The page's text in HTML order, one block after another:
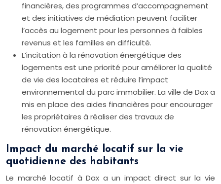
financières, des programmes d’accompagnement
et des initiatives de médiation peuvent faciliter
l’accès au logement pour les personnes à faibles
revenus et les familles en difficulté.
L’incitation à la rénovation énergétique des
logements est une priorité pour améliorer la qualité
de vie des locataires et réduire l’impact
environnemental du parc immobilier. La ville de Dax a
mis en place des aides financières pour encourager
les propriétaires à réaliser des travaux de
rénovation énergétique.
Impact du marché locatif sur la vie
quotidienne des habitants
Le marché locatif à Dax a un impact direct sur la vie